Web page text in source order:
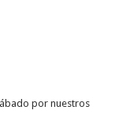
por nuestros